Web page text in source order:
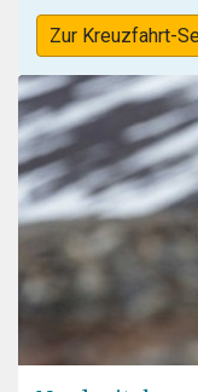
Zur Kreuzfahrt-